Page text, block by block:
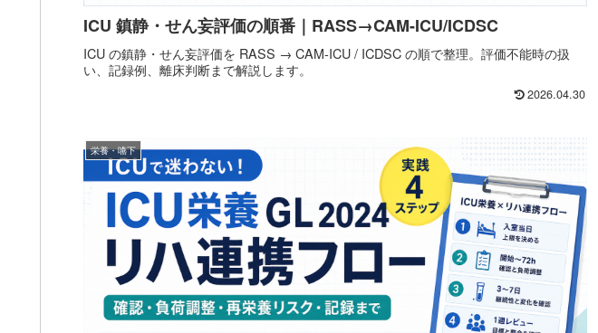
ICU 鎮静・せん妄評価の順番｜RASS→CAM-ICU/ICDSC
ICU の鎮静・せん妄評価を RASS → CAM-ICU / ICDSC の順で整理。評価不能時の扱
い、記録例、離床判断まで解説します。
2026.04.30
栄養・嚥下